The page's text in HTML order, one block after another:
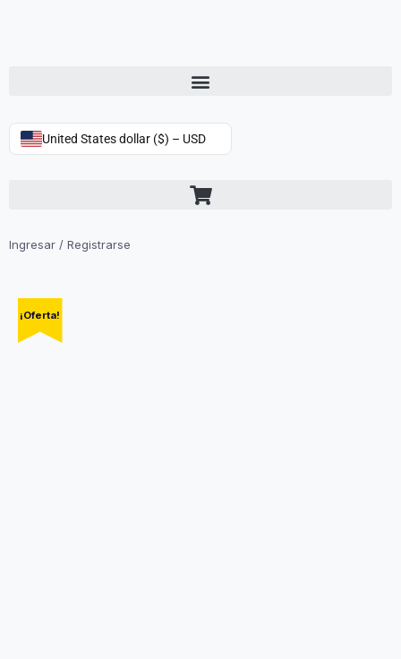
United States dollar ($) – USD
Ingresar / Registrarse
¡Oferta!